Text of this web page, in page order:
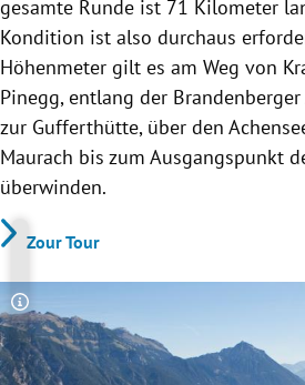
gesamte Runde ist 71 Kilometer
Kondition ist also durchaus
Höhenmeter gilt es am Weg von
Pinegg, entlang der
zur Gufferthütte, über den
Maurach bis zum Ausgangspunkt
überwinden.
Zour Tour
Copyright-Hinweis öffnen/